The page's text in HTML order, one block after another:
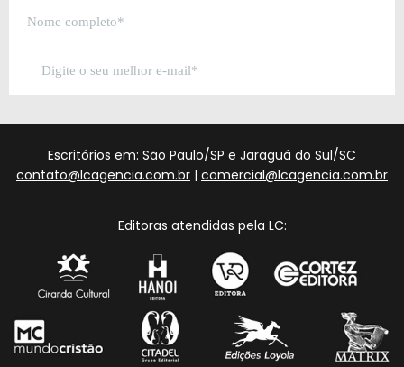
Escritórios em: São Paulo/SP e Jaraguá do Sul/SC
contato@lcagencia.com.br | comercial@lcagencia.com.br
Editoras atendidas pela LC: